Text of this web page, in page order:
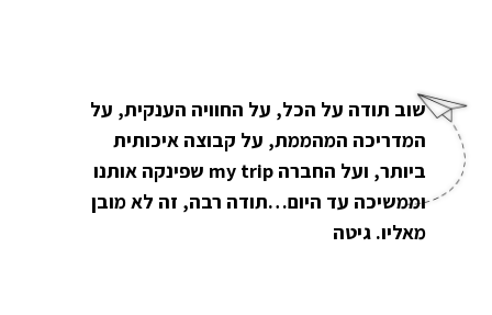
שוב תודה על הכל, על החוויה הענקית, על
המדריכה המהממת, על קבוצה איכותית
ביותר, ועל החברה my trip שפינקה אותנו
וממשיכה עד היום…תודה רבה, זה לא מובן
מאליו. גיטה